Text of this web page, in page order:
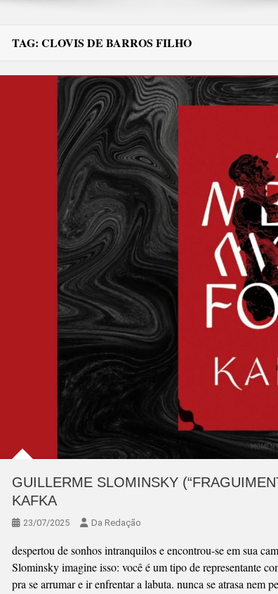
TAG: CLOVIS DE BARROS FILHO
GUILLERME SLOMINSKY
KAFKA
23/07/2025 Da Redação
despertou de sonhos intranquilos e encontrou-se em sua
Slominsky imagine isso: você é um tipo de representante
pra se arrumar e ir enfrentar a labuta. nunca se atrasa nem